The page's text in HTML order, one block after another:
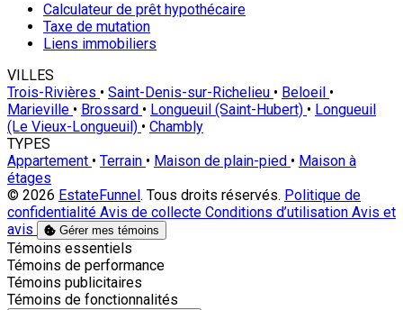
Calculateur de prêt hypothécaire
Taxe de mutation
Liens immobiliers
VILLES
Trois-Rivières • Saint-Denis-sur-Richelieu • Beloeil •
Marieville • Brossard • Longueuil (Saint-Hubert) • Longueuil
(Le Vieux-Longueuil) • Chambly
TYPES
Appartement • Terrain • Maison de plain-pied • Maison à
étages
© 2026 EstateFunnel . Tous droits réservés. Politique de
confidentialité Avis de collecte Conditions d’utilisation Avis et
avis
Gérer mes témoins
Activer
Témoins essentiels
Activer
Témoins de performance
Activer
Témoins publicitaires
Activer
Témoins de fonctionnalités